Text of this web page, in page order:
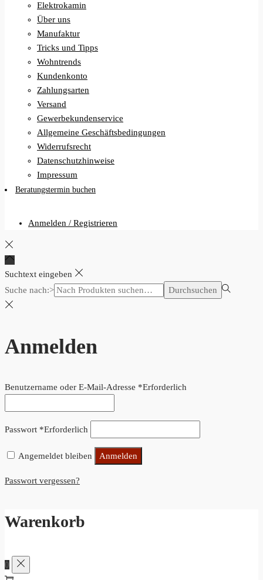
Elektrokamin
Über uns
Manufaktur
Tricks und Tipps
Wohntrends
Kundenkonto
Zahlungsarten
Versand
Gewerbekundenservice
Allgemeine Geschäftsbedingungen
Widerrufsrecht
Datenschutzhinweise
Impressum
Beratungstermin buchen
Anmelden / Registrieren
Suchtext eingeben
Suche nach:>
Durchsuchen
Anmelden
Benutzername oder E-Mail-Adresse *Erforderlich
Passwort *Erforderlich
Angemeldet bleiben Anmelden
Passwort vergessen?
Warenkorb
0